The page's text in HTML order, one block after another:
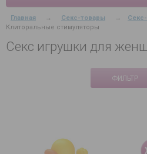
Главная → Секс-товары →
Клиторальные стимуляторы
Секс игрушки для
ФИЛЬТР